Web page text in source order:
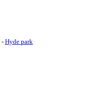
- Hyde park